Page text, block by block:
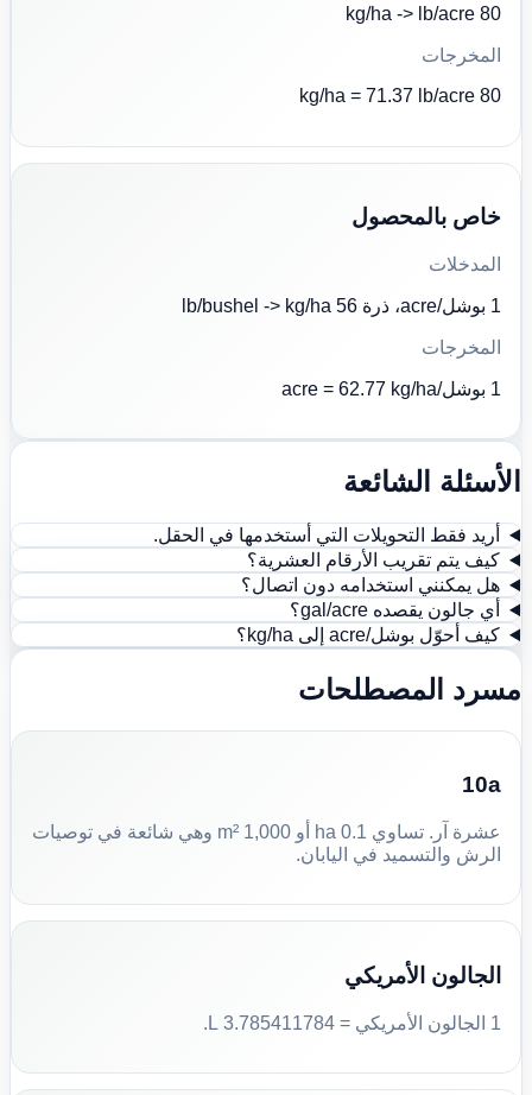
80 kg/ha -> lb/acre
المخرجات
80 kg/ha = 71.37 lb/acre
خاص بالمحصول
المدخلات
1 بوشل/acre، ذرة 56 lb/bushel -> kg/ha
المخرجات
1 بوشل/acre = 62.77 kg/ha
الأسئلة الشائعة
أريد فقط التحويلات التي أستخدمها في الحقل.
كيف يتم تقريب الأرقام العشرية؟
هل يمكنني استخدامه دون اتصال؟
أي جالون يقصده gal/acre؟
كيف أحوّل بوشل/acre إلى kg/ha؟
مسرد المصطلحات
10a
عشرة آر. تساوي 0.1 ha أو 1,000 m² وهي شائعة في توصيات
الرش والتسميد في اليابان.
الجالون الأمريكي
1 الجالون الأمريكي = 3.785411784 L.